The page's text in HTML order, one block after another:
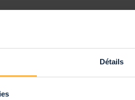
Détails
Satellite